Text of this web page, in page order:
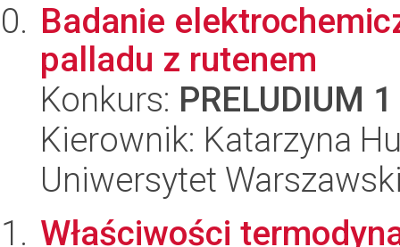
Badanie
palladu z rutenem
Konkurs: PRELUDIUM 1
Kierownik: Katarzyna
Uniwersytet
Właściwości